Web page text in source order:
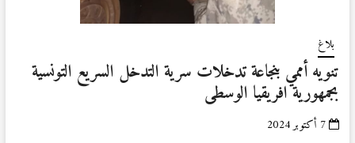
بلاغ
تنويه أممي بنجاعة تدخلات سرية التدخل السريع التونسية
بجمهورية افريقيا الوسطى
7 أكتوبر 2024